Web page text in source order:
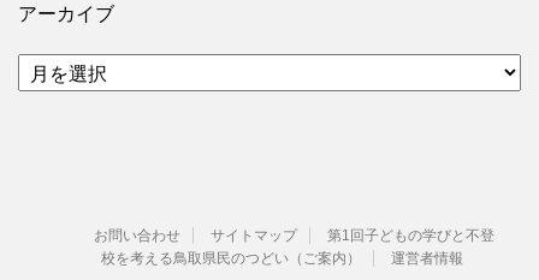
アーカイブ
ア
ー
お問い合わせ サイトマップ
第1回子どもの学びと不登
校を考える鳥取県民のつどい（ご案内）
運営者情報